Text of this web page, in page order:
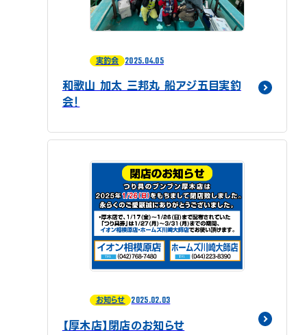
実釣会 2025.04.05
和歌山 加太 三邦丸 船アジ五目実釣
会！
お知らせ 2025.02.03
【厚木店】閉店のお知らせ